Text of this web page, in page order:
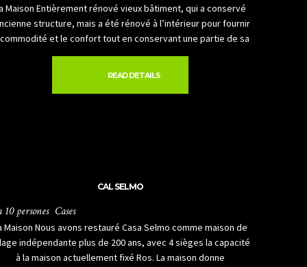
Maison Entièrement rénové vieux bâtiment, qui a conservé
structure, mais a été rénové à l’intérieur pour fournir
et le confort tout en conservant une partie de sa
READ DETAILS
CAL SELMO
10 persones Cases
Maison Nous avons restauré Casa Selmo comme maison de
indépendante plus de 200 ans, avec 4 sièges la capacité
à la maison actuellement fixé Ros. La maison donne